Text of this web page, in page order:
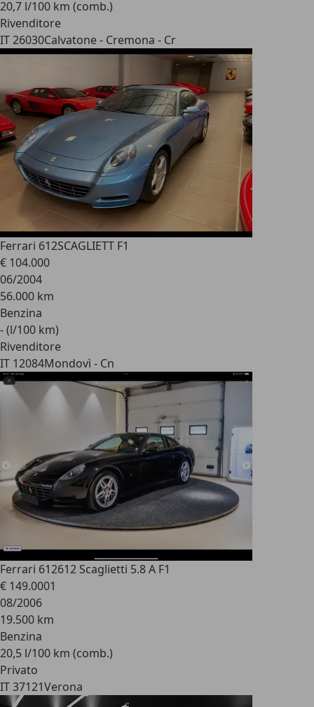
20,7 l/100 km (comb.)
Rivenditore
IT 26030Calvatone - Cremona - Cr
Ferrari 612SCAGLIETT F1
€ 104.000
06/2004
56.000 km
Benzina
- (l/100 km)
Rivenditore
IT 12084Mondovì - Cn
Ferrari 612612 Scaglietti 5.8 A F1
€ 149.0001
08/2006
19.500 km
Benzina
20,5 l/100 km (comb.)
Privato
IT 37121Verona